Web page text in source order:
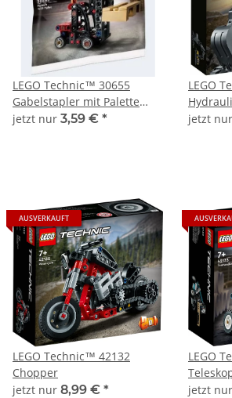
LEGO Technic™ 30655
Gabelstapler mit Palette
Polybag
jetzt nur 3,59 € *
LEGO
jetzt nur
AUSVERKAUFT
LEGO Technic™ 42132
Chopper
jetzt nur 8,99 € *
LEGO
jetzt nur